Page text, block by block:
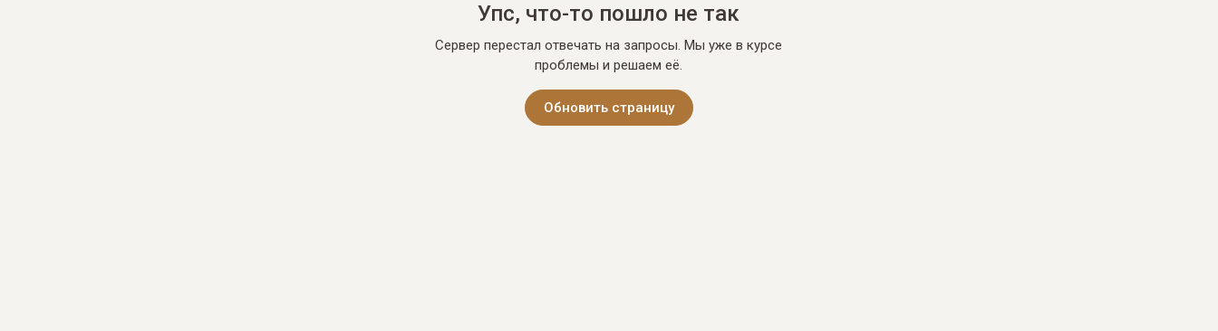
Упс, что-то пошло не так
Сервер перестал отвечать на запросы. Мы уже в курсе
проблемы и решаем её.
Обновить страницу